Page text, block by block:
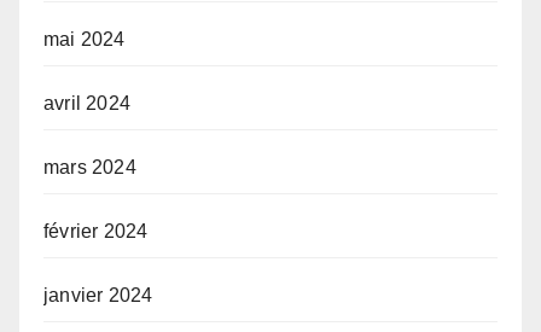
mai 2024
avril 2024
mars 2024
février 2024
janvier 2024